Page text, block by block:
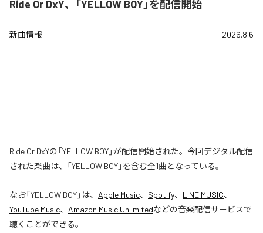
Ride Or DxY、「YELLOW BOY」を配信開始
新曲情報 2026.8.6
Ride Or DxYの「YELLOW BOY」が配信開始された。今回デジタル配信
された楽曲は、「YELLOW BOY」を含む全1曲となっている。
なお「YELLOW BOY」は、 Apple Music、 Spotify、 LINE MUSIC、
YouTube Music、 Amazon Music Unlimitedなどの音楽配信サービスで
聴くことができる。